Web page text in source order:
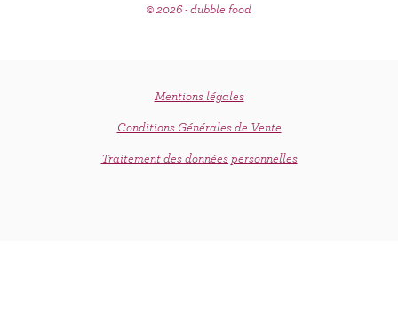
Mentions légales
Conditions Générales de Vente
© 2026 - dubble food
Traitement des données personnelles